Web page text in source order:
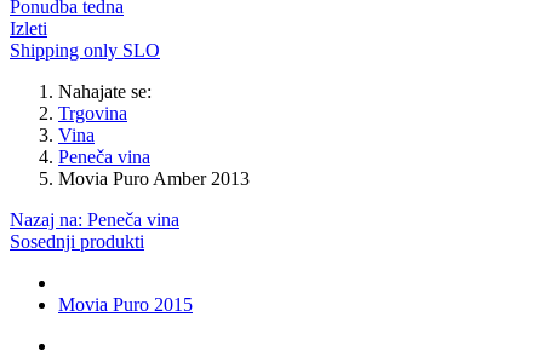
Ponudba tedna
Izleti
Shipping only SLO
Nahajate se:
Trgovina
Vina
Peneča vina
Movia Puro Amber 2013
Nazaj na: Peneča vina
Sosednji produkti
Movia Puro 2015